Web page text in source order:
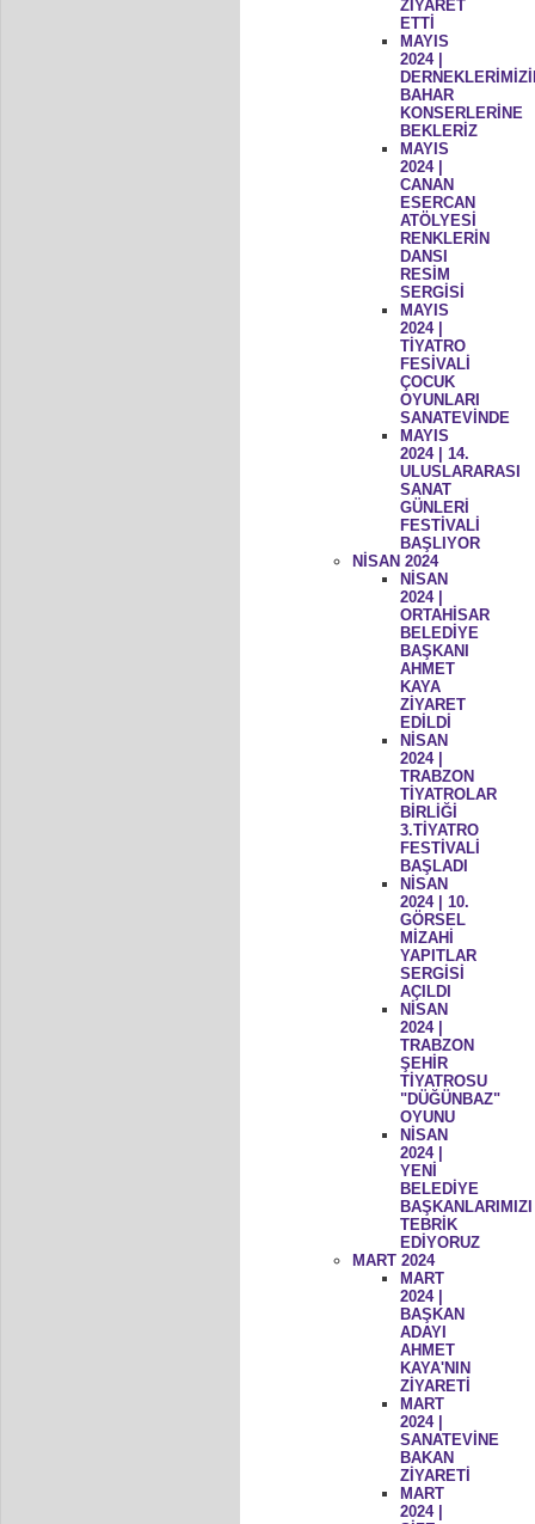
ZİYARET
ETTİ
MAYIS
2024 |
BAHAR
KONSERLERİNE
BEKLERİZ
MAYIS
2024 |
CANAN
ESERCAN
ATÖLYESİ
RENKLERİN
DANSI
RESİM
SERGİSİ
MAYIS
2024 |
TİYATRO
FESİVALİ
ÇOCUK
OYUNLARI
SANATEVİNDE
MAYIS
2024 | 14.
ULUSLARARASI
SANAT
GÜNLERİ
FESTİVALİ
BAŞLIYOR
NİSAN 2024
NİSAN
2024 |
ORTAHİSAR
BELEDİYE
BAŞKANI
AHMET
KAYA
ZİYARET
EDİLDİ
NİSAN
2024 |
TRABZON
TİYATROLAR
BİRLİĞİ
3.TİYATRO
FESTİVALİ
BAŞLADI
NİSAN
2024 | 10.
GÖRSEL
MİZAHİ
YAPITLAR
SERGİSİ
AÇILDI
NİSAN
2024 |
TRABZON
ŞEHİR
TİYATROSU
"DÜĞÜNBAZ"
OYUNU
NİSAN
2024 |
YENİ
BELEDİYE
BAŞKANLARIMIZI
TEBRİK
EDİYORUZ
MART 2024
MART
2024 |
BAŞKAN
ADAYI
AHMET
KAYA'NIN
ZİYARETİ
MART
2024 |
SANATEVİNE
BAKAN
ZİYARETİ
MART
2024 |